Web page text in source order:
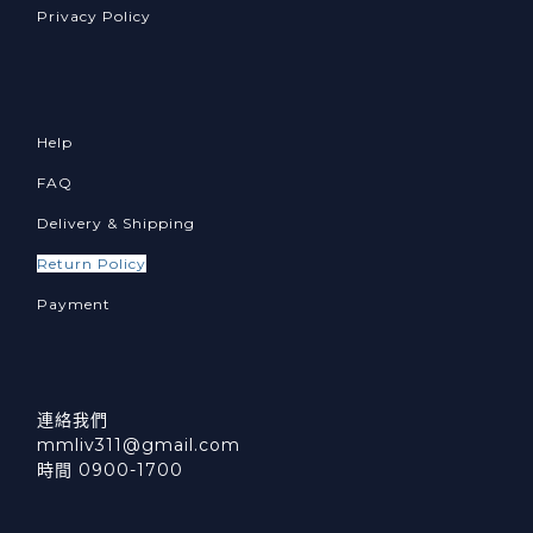
Privacy Policy
Help
FAQ
Delivery & Shipping
Return Policy
Payment
連絡我們
mmliv311@gmail.com
時間 0900-1700